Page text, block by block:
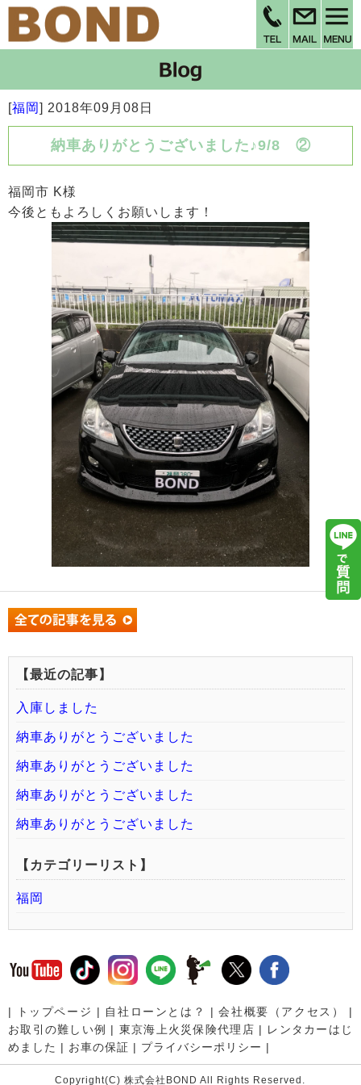
[福岡] 2018年09月08日
納車ありがとうございました♪9/8 ②
福岡市 K様
今後ともよろしくお願いします！
【最近の記事】
入庫しました
納車ありがとうございました
納車ありがとうございました
納車ありがとうございました
納車ありがとうございました
【カテゴリーリスト】
福岡
| トップページ | 自社ローンとは？ |会社概要（アクセス）
|
お取引の難しい例
| 東京海上火災保険代理店 | レンタカーはじ
めました | お車の保証 | プライバシーポリシー |
Copyright(C) 株式会社BOND All Rights Reserved.